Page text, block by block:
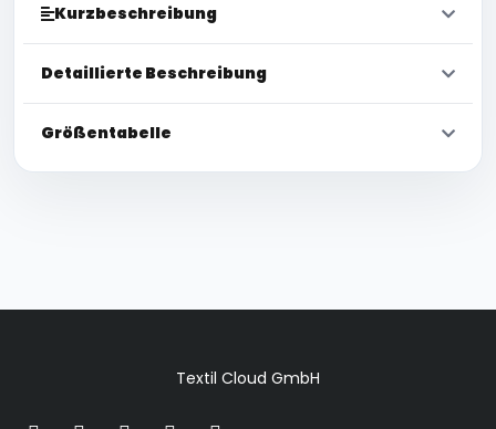
Kurzbeschreibung
Detaillierte Beschreibung
Größentabelle
Textil Cloud GmbH